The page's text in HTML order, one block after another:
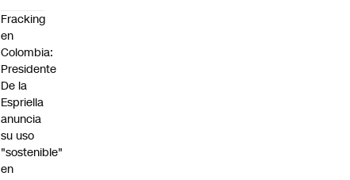
Fracking
en
Colombia:
Presidente
De la
Espriella
anuncia
su uso
"sostenible"
en